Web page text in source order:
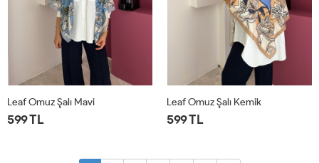
Leaf Omuz Şalı Mavi
599 TL
Leaf Omuz Şalı Kemik
599 TL